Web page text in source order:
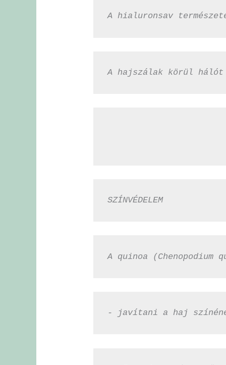
A hialuronsav
A hajszálak körül hálót
SZÍNVÉDELEM
A quinoa
- javítani a haj